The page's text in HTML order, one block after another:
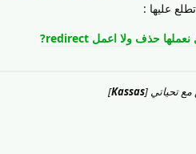
عليها :
تحياتي [Kassas
]